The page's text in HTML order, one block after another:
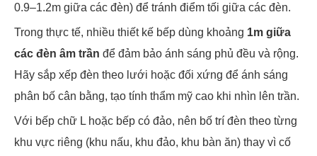
0.9–1.2m giữa các đèn) để tránh điểm tối giữa các đèn.
Trong thực tế, nhiều thiết kế bếp dùng khoảng 1m giữa
các đèn âm trần để đảm bảo ánh sáng phủ đều và rộng.
Hãy sắp xếp đèn theo lưới hoặc đối xứng để ánh sáng
phân bố cân bằng, tạo tính thẩm mỹ cao khi nhìn lên trần.
Với bếp chữ L hoặc bếp có đảo, nên bố trí đèn theo từng
khu vực riêng (khu nấu, khu đảo, khu bàn ăn) thay vì cố